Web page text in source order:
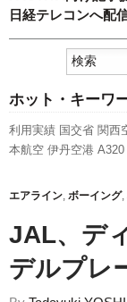
日経テレコンへ配
ホット・キーワ
利用実績 国交省 関西
本航空 伊丹空港 A320
ャンペーン
セントレ
A350 XWB
エアライン, ボーイング,
JAL、デ
デルプレ